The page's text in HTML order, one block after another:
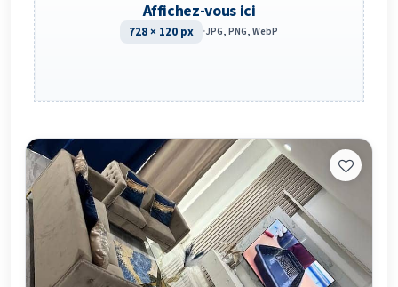
Affichez-vous ici
728 × 120 px ·JPG, PNG, WebP